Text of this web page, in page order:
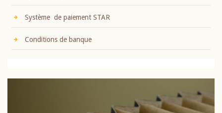
Système de paiement STAR
Conditions de banque